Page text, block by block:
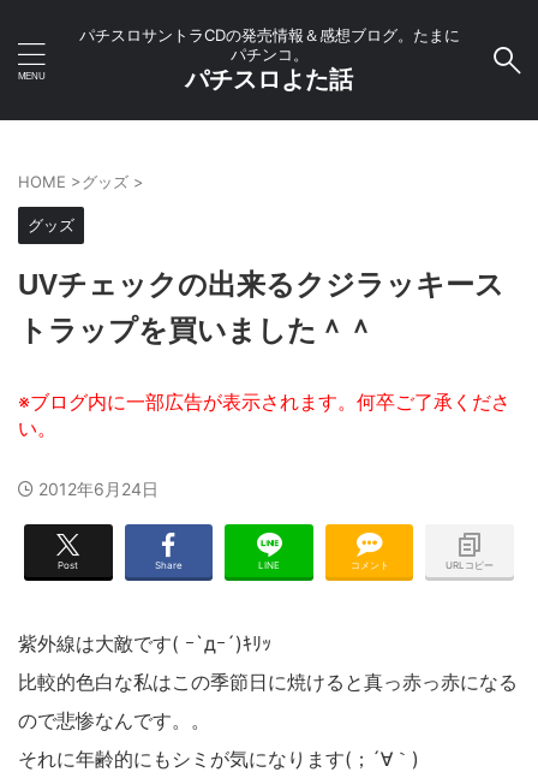
パチスロサントラCDの発売情報＆感想ブログ。たまに
パチンコ。
パチスロよた話
HOME >グッズ >
グッズ
UVチェックの出来るクジラッキース
トラップを買いました＾＾
2012年6月24日
Post Share LINE コメント URLコピー
紫外線は大敵です( ｰ`дｰ´)ｷﾘｯ
比較的色白な私はこの季節日に焼けると真っ赤っ赤になる
ので悲惨なんです。。
それに年齢的にもシミが気になります(；´∀｀)